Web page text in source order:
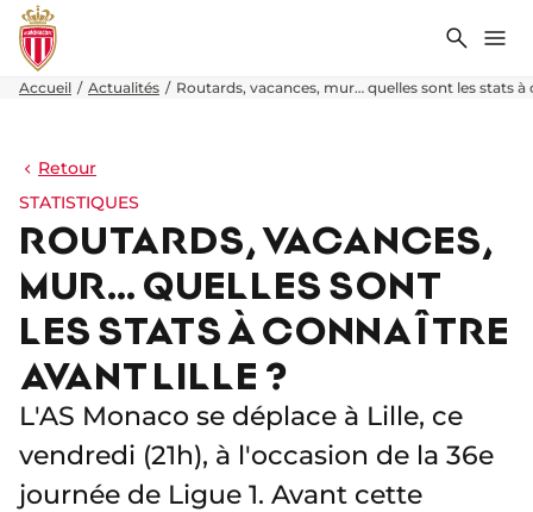
Accueil Actualités Routards, vacances, mur… quelles sont les stats
Retour
STATISTIQUES
ROUTARDS, VACANCES,
MUR… QUELLES SONT
LES STATS À CONNAÎTRE
AVANT LILLE ?
L'AS Monaco se déplace à Lille, ce
vendredi (21h), à l'occasion de la 36e
journée de Ligue 1. Avant cette